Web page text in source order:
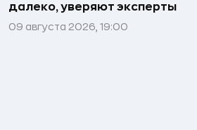
далеко, уверяют эксперты
09 августа 2026, 19:00